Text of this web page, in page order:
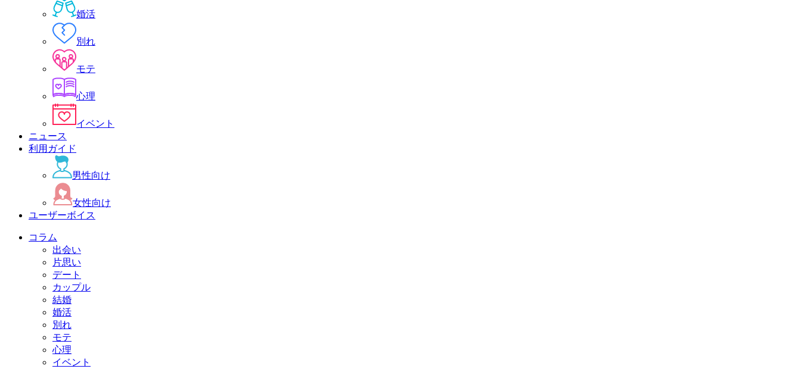
婚活
別れ
モテ
心理
イベント
ニュース
利用ガイド
男性向け
女性向け
ユーザーボイス
コラム
出会い
片思い
デート
カップル
結婚
婚活
別れ
モテ
心理
イベント